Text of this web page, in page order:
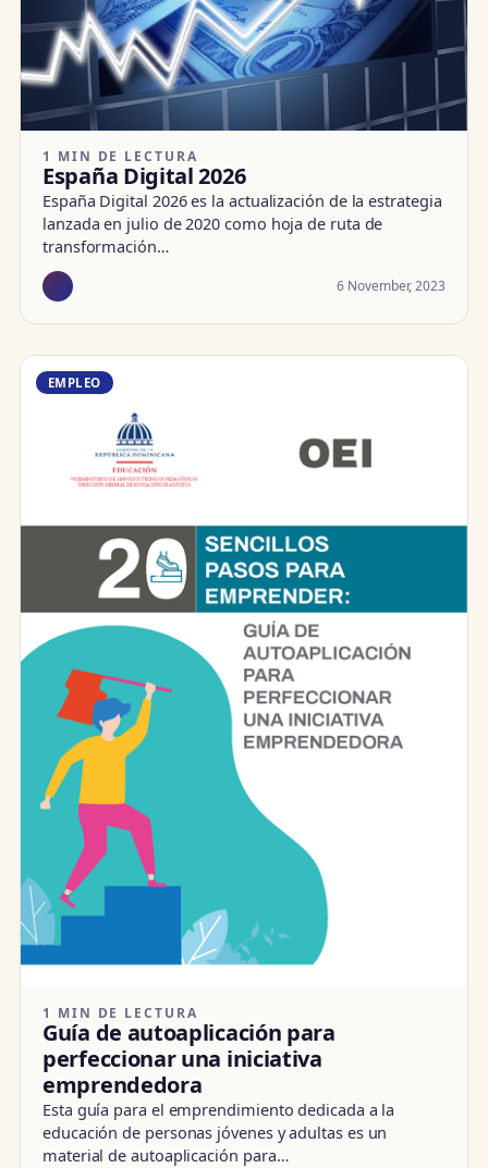
1 MIN DE LECTURA
España Digital 2026
España Digital 2026 es la actualización de la estrategia
lanzada en julio de 2020 como hoja de ruta de
transformación…
6 November, 2023
EMPLEO
1 MIN DE LECTURA
Guía de autoaplicación para
perfeccionar una iniciativa
emprendedora
Esta guía para el emprendimiento dedicada a la
educación de personas jóvenes y adultas es un
material de autoaplicación para…